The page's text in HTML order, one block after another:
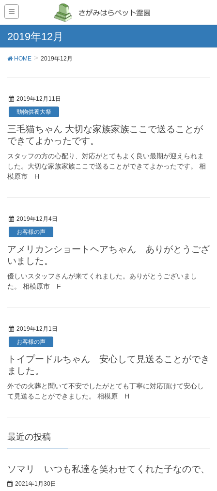
2019年12月
HOME 2019年12月
2019年12月11日
動物供養大祭
三毛猫ちゃん 大切な家族家族ここで送ることが
できてよかったです。
スタッフの方の心配り、対応がとてもよく良い最期が迎えられま
した。大切な家族家族ここで送ることができてよかったです。 相
模原市 H
2019年12月4日
お客様の声
アメリカンショートヘアちゃん ありがとうござ
いました。
優しいスタッフさんが来てくれました。ありがとうございまし
た。 相模原市 F
2019年12月1日
お客様の声
トイプードルちゃん 安心して見送ることができ
ました。
外での火葬と聞いて不安でしたがとても丁寧に対応頂けて安心し
て見送ることができました。 相模原 H
最近の投稿
ソマリ いつも私達を笑わせてくれた子なので、
2021年1月30日